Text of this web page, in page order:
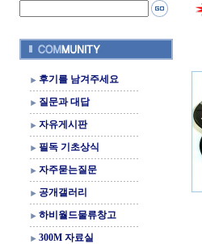
후기를 남겨주세요
질문과 대답
자유게시판
필독 기초상식
자주묻는질문
공개갤러리
하비월드물류창고
300M 자료실